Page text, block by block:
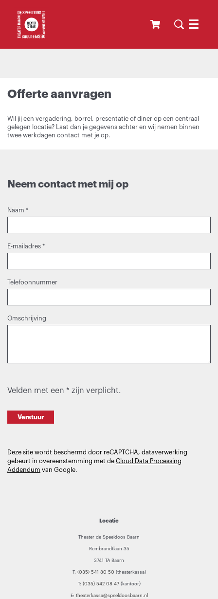
Menu
Offerte aanvragen
Wil jij een vergadering, borrel, presentatie of diner op een centraal
gelegen locatie? Laat dan je gegevens achter en wij nemen binnen
twee werkdagen contact met je op.
Neem contact met mij op
Naam *
E-mailadres *
Telefoonnummer
Omschrijving
Velden met een * zijn verplicht.
Verstuur
Deze site wordt beschermd door reCAPTCHA, dataverwerking
gebeurt in overeenstemming met de Cloud Data Processing
Addendum van Google.
Locatie
Theater de Speeldoos Baarn
Rembrandtlaan 35
3741 TA Baarn
T: (035) 541 80 50 (theaterkassa)
T: (035) 542 08 47(kantoor)
E: theaterkassa@speeldoosbaarn.nl